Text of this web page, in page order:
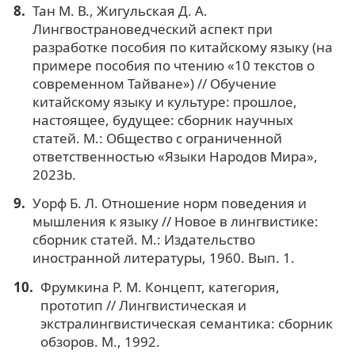
Тан М. В., Жигульская Д. А.
Лингвострановедческий аспект при
разработке пособия по китайскому языку (на
примере пособия по чтению «10 текстов о
современном Тайване») // Обучение
китайскому языку и культуре: прошлое,
настоящее, будущее: сборник научных
статей. М.: Общество с ограниченной
ответственностью «Языки Народов Мира»,
2023b.
Уорф Б. Л. Отношение норм поведения и
мышления к языку // Новое в лингвистике:
сборник статей. М.: Издательство
иностранной литературы, 1960. Вып. 1.
Фрумкина Р. М. Концепт, категория,
прототип // Лингвистическая и
экстралингвистическая семантика: сборник
обзоров. М., 1992.